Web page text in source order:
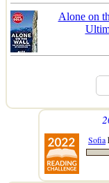
Alone on
Sofia